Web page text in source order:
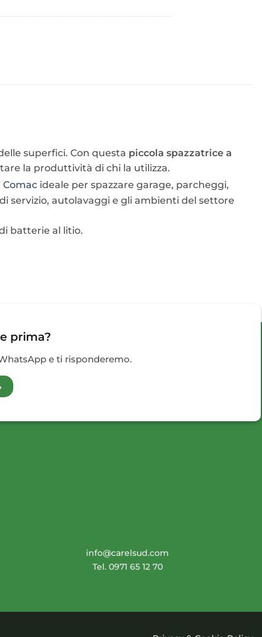
superfici. Con questa piccola spazzatrice a
la produttività di chi la utilizza.
Comacideale per spazzare garage, parcheggi,
servizio, autolavaggi e gli ambienti del settore
batterie al litio.
prima?
e ti risponderemo.
info@carelsud.com
Tel. 0971 65 12 70